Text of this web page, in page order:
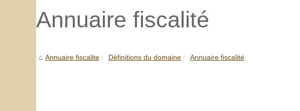
Annuaire fiscalité
Annuaire fiscalite Définitions du domaine Annuaire fiscalité